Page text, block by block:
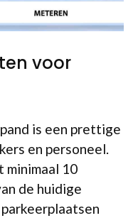
voor
is een prettige
en personeel.
minimaal 10
de huidige